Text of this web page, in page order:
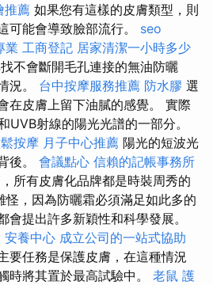
推薦 如果您有這樣的皮膚類型，則
可能會導致臉部流行。 seo
業 工商登記 居家清潔一小時多少
不會斷開毛孔連接的無油防曬
況。 台中按摩服務推薦 防水膠 選
在皮膚上留下油膩的感覺。 實際
UVB射線的陽光光譜的一部分。
按摩 月子中心推薦 陽光的短波光
後。 會議點心 信賴的記帳事務所
所有皮膚化品牌都是時裝周秀的
怪，因為防曬霜必須滿足如此多的
會提出許多新穎性和科學發展。
安養中心 成立公司的一站式協助
要任務是保護皮膚，在這種情況
時將其置於最高試驗中。 老鼠 護